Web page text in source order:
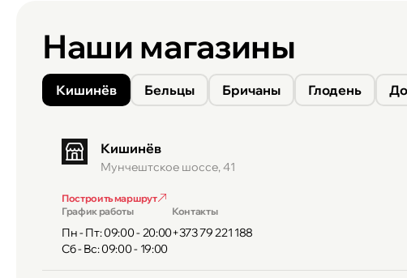
Наши магазины
Кишинёв Бельцы Бричаны Глодень
Кишинёв
Мунчештское шоссе, 41
Построить маршрут
График работы
Пн - Пт: 09:00 - 20:00
Сб - Вс: 09:00 - 19:00
Контакты
+373 79 221 188